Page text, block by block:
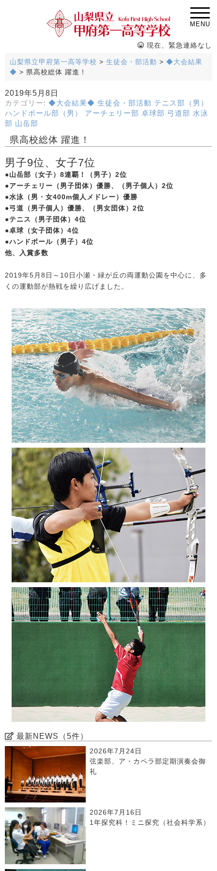
MENU
現在、緊急連絡なし
山梨県立甲府第一高等学校 > 生徒会・部活動 > ◆大会結果
◆ > 県高校総体 躍進！
2019年5月8日
カテゴリー: ◆大会結果◆ 生徒会・部活動 テニス部（男）
ハンドボール部（男）
アーチェリー部 卓球部 弓道部 水泳
部 山岳部
県高校総体 躍進！
男子9位、女子7位
●山岳部（女子）8連覇！（男子）2位
●アーチェリー（男子団体）優勝、（男子個人）2位
●水泳（男・女400m個人メドレー）優勝
●弓道（男子個人）優勝、（男女団体）2位
●テニス（男子団体）4位
●卓球（女子団体）4位
●ハンドボール（男子）4位
他、入賞多数
2019年5月8日～10日小瀬・緑が丘の両運動公園を中心に、多
くの運動部が熱戦を繰り広げました。
最新NEWS（5件）
2026年7月24日
弦楽部、ア・カペラ部定期演奏会御
礼
2026年7月16日
1年探究科！ミニ探究（社会科学系）